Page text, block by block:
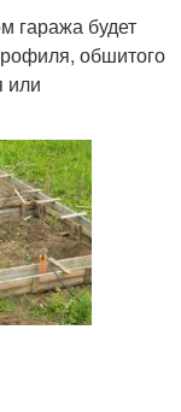
гаража будет
обшитого
или